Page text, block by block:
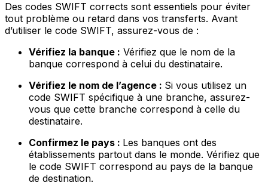
Des codes SWIFT corrects sont essentiels pour éviter
tout problème ou retard dans vos transferts. Avant
d’utiliser le code SWIFT, assurez-vous de :
Vérifiez la banque : Vérifiez que le nom de la
banque correspond à celui du destinataire.
Vérifiez le nom de l’agence : Si vous utilisez un
code SWIFT spécifique à une branche, assurez-
vous que cette branche correspond à celle du
destinataire.
Confirmez le pays : Les banques ont des
établissements partout dans le monde. Vérifiez que
le code SWIFT correspond au pays de la banque
de destination.